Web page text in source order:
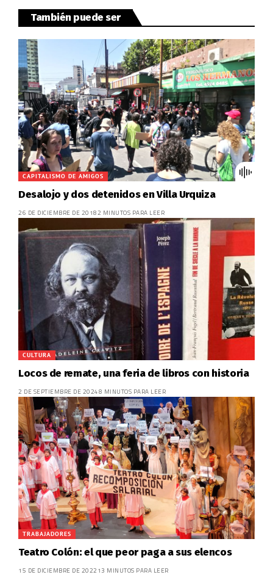
También puede ser
CAPITALISMO DE AMIGOS
Desalojo y dos detenidos en Villa Urquiza
26 DE DICIEMBRE DE 20182 MINUTOS PARA LEER
CULTURA
Locos de remate, una feria de libros con historia
2 DE SEPTIEMBRE DE 20248 MINUTOS PARA LEER
TRABAJADORES
Teatro Colón: el que peor paga a sus elencos
15 DE DICIEMBRE DE 2022 13 MINUTOS PARA LEER